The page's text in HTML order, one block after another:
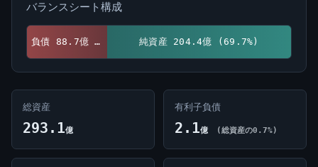
バランスシート構成
負債 88.7億 (30.3%) 純資産 204.4億 (69.7%)
総資産
293.1億
有利子負債
2.1億 (総資産の0.7%)